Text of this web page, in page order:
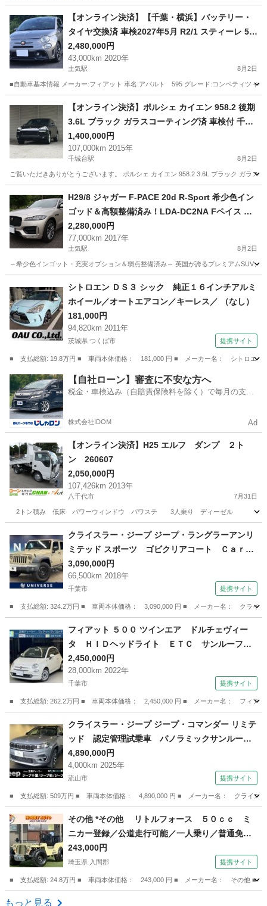
【オンライン決済】【千葉・横浜】バッテリー・
タイヤ交換済 車検2027年5月 R2/1 スティーレ 5M
T 255台限定 アバルト595 コンペティツィオーネ
走行4.3万km ABA-31214T グリジオレコード バッ
クカメラ
2,480,000円
43,000km 2020年
土気駅 8月2日
■自動車基本情報 メーカー:フィアット 車名:アバルト 595 グレード:コンペティツィ
土気駅 その他
【オンライン決済】ポルシェ カイエン 958.2 後期
3.6L ブラック ガラスコーティング済 車検付 千葉
市若葉区より
1,400,000円
107,000km 2015年
千城台駅 8月2日
ご覧いただきありがとうございます。 ポルシェ カイエン 958.2 3.6L ブラック ガラス
千城台駅 その他
H29/8 ジャガー F-PACE 20d R-Sport 希少色イン
ゴッド＆高額整備済み！LDA-DC2NA Fペイス デ
ィーゼル ディプロイアブルサイドステップ
2,280,000円
77,000km 2017年
土気駅 8月2日
～希少色インゴット・充実オプション＆弱点整備済み～ 英国が誇るプレミアムSUV
土気駅 その他
シトロエン ＤＳ３ シック 純正１６インチアルミ
ホイール／オートエアコン／キーレス／ （なし）
181,000円
94,820km 2011年
茨城県 つくば市 提携サイト
■ 支払総額: 19.8万円 ■ 車両本体価格： 181,000 円 ■ メーカー名： シトロエ
茨城 つくば市 その他
【自社ローン】審査に不安な方へ
税金・車検込み（自賠責保険料を除く）で毎月の支払
株式会社IDOM Ad
【オンライン決済】H25 エルフ ダンプ ２ト
ン 260607
2,050,000円
107,426km 2013年
八千代市 7月31日
2トン積み 低床 パワーウィンドウ パワステ 3人乗り ディーゼル
その他 エルフ
クライスラー・ジープ ジープ・ラングラーアンリ
ミテッド スポーツ ゴビクリアコート Ｃａｒｒ
ｏｚｚｅｒｉａナビ サイド／バックカメラ フ
ルセグＴＶ ＬＥＤヘッドライト オートエアコ
ン ＥＴＣ車載器 クルーズコントロール フロ
ントリアフォグランプ ダウンヒルアシスト （検
9.10）
3,090,000円
66,500km 2018年
千葉市 提携サイト
■ 支払総額: 324.2万円 ■ 車両本体価格： 3,090,000 円 ■ メーカー名： クライ
フィアット ５００ ツインエア ドルチェヴィー
タ ＨＩＤヘッドライト ＥＴＣ サンルーフ
オートクルーズコントロール アイドリングスト
ップ ＵＳＢ入力端子 クリアランスソナー ド
ライブレコーダー Ｂｌｕｅｔｏｏｔｈ接続 キ
ーレスエントリー 禁煙車 （検9.1）
2,450,000円
28,000km 2022年
千葉市 提携サイト
■ 支払総額: 262.2万円 ■ 車両本体価格： 2,450,000 円 ■ メーカー名： フィ
その他
クライスラー・ジープ ジープ・コマンダー リミテ
ッド 認定管理試乗車 パノラミックサンルーフ
パワーテールゲート アクティブクルーズコント
ロール ナビゲーションシステム カープレイ対
応 ３列シート７人乗り レザーシート （検10.
6）
4,890,000円
4,000km 2025年
流山市 提携サイト
■ 支払総額: 509万円 ■ 車両本体価格： 4,890,000 円 ■ メーカー名： クライス
千葉 流山市 その他
その他 *その他 リトルフォース ５０ｃｃ ミ
ニカー登録／公道走行可能／一人乗り／普通免許
運転ＯＫ／ （なし）
243,000円
埼玉県 入間郡 提携サイト
■ 支払総額: 24.8万円 ■ 車両本体価格： 243,000 円 ■ メーカー名： その他 ■
埼玉 入間郡
もっと見る